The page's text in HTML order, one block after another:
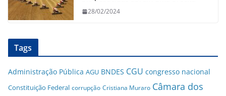
28/02/2024
Tags
Administração Pública AGU BNDES CGU congresso nacional
Constituição Federal corrupção Cristiana Muraro Câmara dos